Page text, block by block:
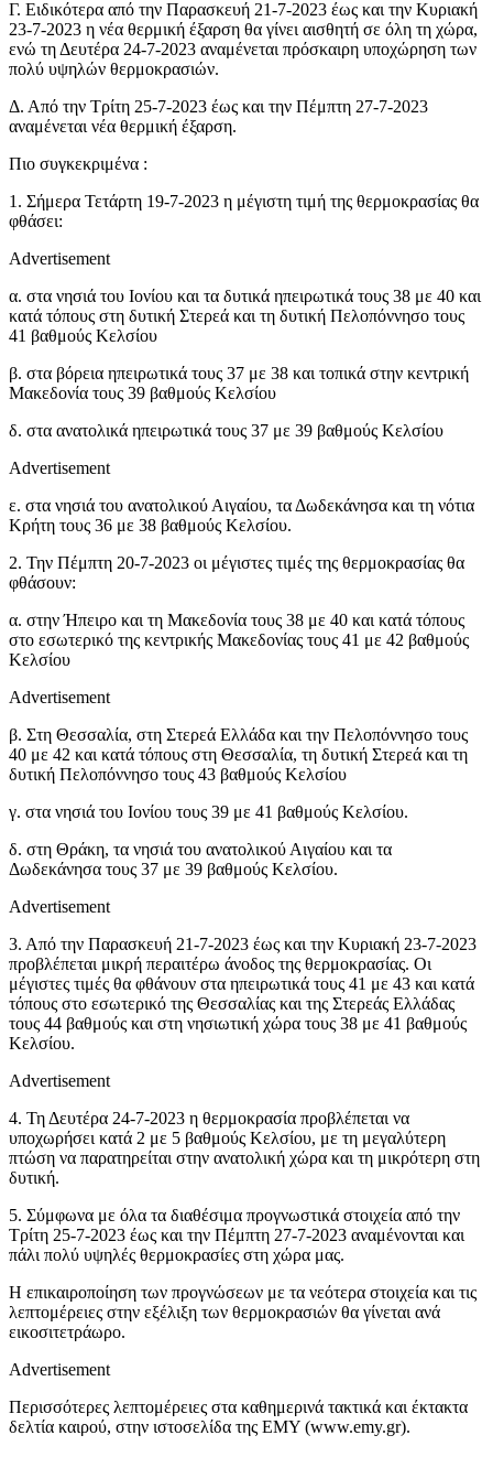
Γ. Ειδικότερα από την Παρασκευή 21-7-2023 έως και την Κυριακή
23-7-2023 η νέα θερμική έξαρση θα γίνει αισθητή σε όλη τη χώρα,
ενώ τη Δευτέρα 24-7-2023 αναμένεται πρόσκαιρη υποχώρηση των
πολύ υψηλών θερμοκρασιών.
Δ. Από την Τρίτη 25-7-2023 έως και την Πέμπτη 27-7-2023
αναμένεται νέα θερμική έξαρση.
Πιο συγκεκριμένα :
1. Σήμερα Τετάρτη 19-7-2023 η μέγιστη τιμή της θερμοκρασίας θα
φθάσει:
Advertisement
α. στα νησιά του Ιονίου και τα δυτικά ηπειρωτικά τους 38 με 40 και
κατά τόπους στη δυτική Στερεά και τη δυτική Πελοπόννησο τους
41 βαθμούς Κελσίου
β. στα βόρεια ηπειρωτικά τους 37 με 38 και τοπικά στην κεντρική
Μακεδονία τους 39 βαθμούς Κελσίου
δ. στα ανατολικά ηπειρωτικά τους 37 με 39 βαθμούς Κελσίου
Advertisement
ε. στα νησιά του ανατολικού Αιγαίου, τα Δωδεκάνησα και τη νότια
Κρήτη τους 36 με 38 βαθμούς Κελσίου.
2. Την Πέμπτη 20-7-2023 οι μέγιστες τιμές της θερμοκρασίας θα
φθάσουν:
α. στην Ήπειρο και τη Μακεδονία τους 38 με 40 και κατά τόπους
στο εσωτερικό της κεντρικής Μακεδονίας τους 41 με 42 βαθμούς
Κελσίου
Advertisement
β. Στη Θεσσαλία, στη Στερεά Ελλάδα και την Πελοπόννησο τους
40 με 42 και κατά τόπους στη Θεσσαλία, τη δυτική Στερεά και τη
δυτική Πελοπόννησο τους 43 βαθμούς Κελσίου
γ. στα νησιά του Ιονίου τους 39 με 41 βαθμούς Κελσίου.
δ. στη Θράκη, τα νησιά του ανατολικού Αιγαίου και τα
Δωδεκάνησα τους 37 με 39 βαθμούς Κελσίου.
Advertisement
3. Από την Παρασκευή 21-7-2023 έως και την Κυριακή 23-7-2023
προβλέπεται μικρή περαιτέρω άνοδος της θερμοκρασίας. Οι
μέγιστες τιμές θα φθάνουν στα ηπειρωτικά τους 41 με 43 και κατά
τόπους στο εσωτερικό της Θεσσαλίας και της Στερεάς Ελλάδας
τους 44 βαθμούς και στη νησιωτική χώρα τους 38 με 41 βαθμούς
Κελσίου.
Advertisement
4. Τη Δευτέρα 24-7-2023 η θερμοκρασία προβλέπεται να
υποχωρήσει κατά 2 με 5 βαθμούς Κελσίου, με τη μεγαλύτερη
πτώση να παρατηρείται στην ανατολική χώρα και τη μικρότερη στη
δυτική.
5. Σύμφωνα με όλα τα διαθέσιμα προγνωστικά στοιχεία από την
Τρίτη 25-7-2023 έως και την Πέμπτη 27-7-2023 αναμένονται και
πάλι πολύ υψηλές θερμοκρασίες στη χώρα μας.
Η επικαιροποίηση των προγνώσεων με τα νεότερα στοιχεία και τις
λεπτομέρειες στην εξέλιξη των θερμοκρασιών θα γίνεται ανά
εικοσιτετράωρο.
Advertisement
Περισσότερες λεπτομέρειες στα καθημερινά τακτικά και έκτακτα
δελτία καιρού, στην ιστοσελίδα της ΕΜΥ (www.emy.gr).